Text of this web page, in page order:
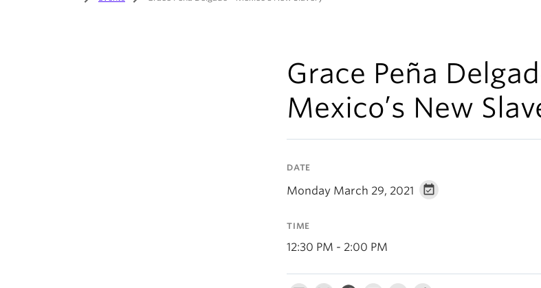
Grace Peña
Mexico’s New
DATE
Monday March 29, 2021
TIME
12:30 PM - 2:00 PM